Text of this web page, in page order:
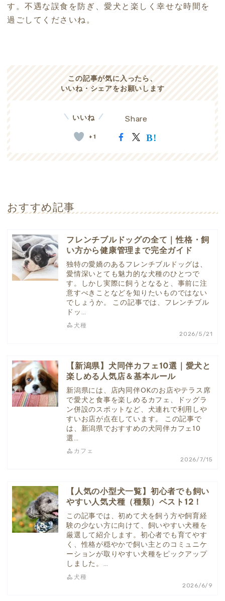
す。不遇な誤食を防ぎ、愛犬と楽しく幸せな時間を
過ごしてくださいね。
この記事が気に入ったら、
いいね・シェアをお願いします
いいね
+1
Share
おすすめ記事
フレンチブルドッグの全て｜性格・飼
い方から健康管理まで完全ガイド
独特の愛嬌のあるフレンチブルドッグは、
愛情深いとても魅力的な犬種のひとつで
す。しかし実際に飼うとなると、事前に注
意すべきことなどを知りたいものではない
でしょうか。 この記事では、フレンチブル
ドッ…
犬種
2026/5/21
【新潟県】犬同伴カフェ10選｜愛犬と
楽しめる人気店＆基本ルール
新潟県には、店内同伴OKのお店やテラス席
で愛犬と食事を楽しめるカフェ、ドッグラ
ン併設のスポットなど、犬連れで利用しや
すいお店が点在しています。 この記事で
は、新潟県でおすすめの犬同伴カフェ10
選…
カフェ
2026/7/15
【人気の小型犬一覧】初心者でも飼い
やすい人気犬種（種類）ベスト12！
この記事では、初めて犬を飼う方や飼育経
験の少ない方に向けて、飼いやすい犬種を
厳選して紹介します。初心者でも育てやす
く、性格が穏やかで飼い主とのコミュニケ
ーションが取りやすい犬種をピックアップ
しました。…
犬種
2026/6/9